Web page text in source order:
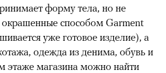
форму тела, но не
окрашенные способом Garment
уже готовое изделие), а
одежда из денима, обувь и
этаже магазина можно найти